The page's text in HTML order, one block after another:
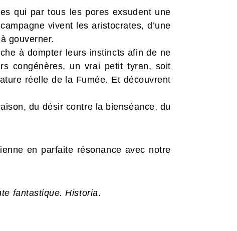
qui par tous les pores exsudent une
vivent les aristocrates, d’une
gouverner.
à dompter leurs instincts afin de ne
congénères, un vrai petit tyran, soit
réelle de la Fumée. Et découvrent
du désir contre la bienséance, du
en parfaite résonance avec notre
fantastique. Historia.